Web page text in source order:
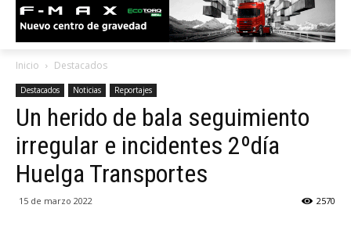
Inicio Destacados
Destacados Noticias Reportajes
Un herido de bala seguimiento
irregular e incidentes 2ºdía
Huelga Transportes
15 de marzo 2022 2570